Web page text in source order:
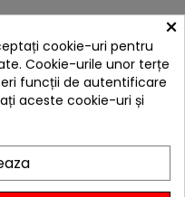
×
cookie-uri pentru
Cookie-urile unor terțe
funcții de autentificare
aceste cookie-uri și